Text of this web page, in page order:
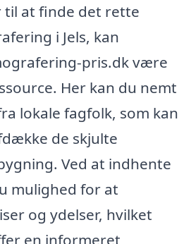
til at finde det rette
i Jels, kan
pris.dk være
Her kan du nemt
lokale fagfolk, som kan
de skjulte
Ved at indhente
mulighed for at
og ydelser, hvilket
en informeret